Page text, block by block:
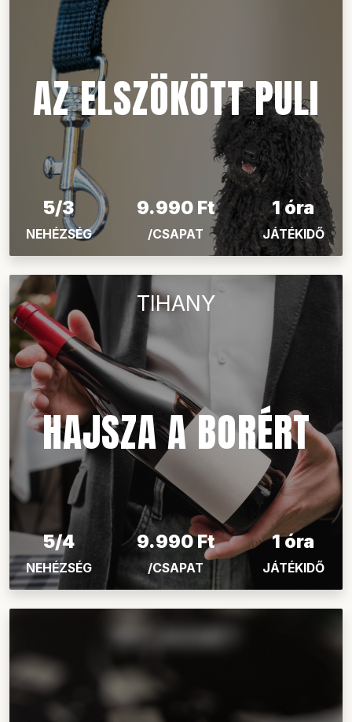
AZ ELSZÖKÖTT PULI
5/3
NEHÉZSÉG
9.990 Ft
/CSAPAT
1 óra
JÁTÉKIDŐ
TIHANY
HAJSZA A BORÉRT
5/4
NEHÉZSÉG
9.990 Ft
/CSAPAT
1 óra
JÁTÉKIDŐ
KECSKEMÉT